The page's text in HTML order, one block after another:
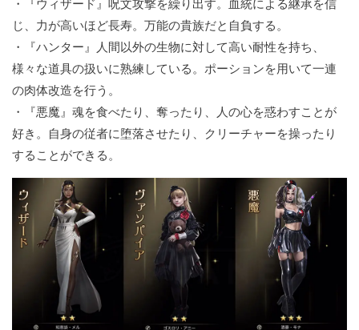
・『ウィザード』呪文攻撃を繰り出す。血統による継承を信
じ、力が高いほど長寿。万能の貴族だと自負する。
・『ハンター』人間以外の生物に対して高い耐性を持ち、
様々な道具の扱いに熟練している。ポーションを用いて一連
の肉体改造を行う。
・『悪魔』魂を食べたり、奪ったり、人の心を惑わすことが
好き。自身の従者に堕落させたり、クリーチャーを操ったり
することができる。